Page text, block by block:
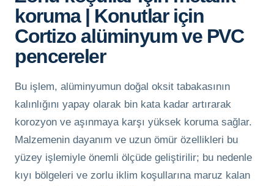
koruma | Konutlar için
Cortizo alüminyum ve PVC
pencereler
Bu işlem, alüminyumun doğal oksit tabakasının
kalınlığını yapay olarak bin kata kadar artırarak
korozyon ve aşınmaya karşı yüksek koruma sağlar.
Malzemenin dayanım ve uzun ömür özellikleri bu
yüzey işlemiyle önemli ölçüde geliştirilir; bu nedenle
kıyı bölgeleri ve zorlu iklim koşullarına maruz kalan